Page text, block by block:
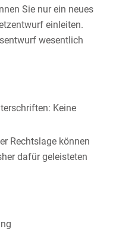
Sie nur ein neues
einleiten.
wesentlich
Keine
Rechtslage können
dafür geleisteten